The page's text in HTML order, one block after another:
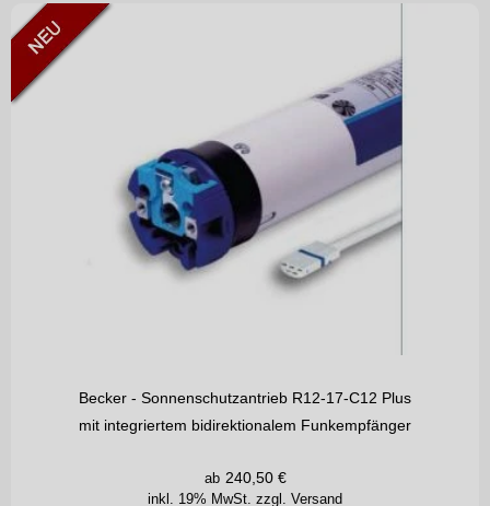
Becker - Sonnenschutzantrieb R12-17-C12 Plus
mit integriertem bidirektionalem Funkempfänger
inkl. 19% MwSt. zzgl. Versand
ab 240,50€